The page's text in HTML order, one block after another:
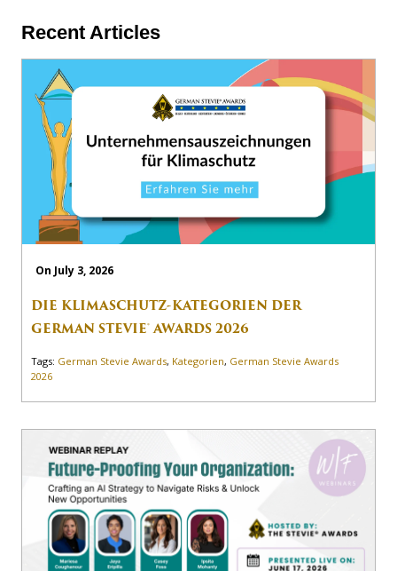
Recent Articles
On July 3, 2026
DIE KLIMASCHUTZ-KATEGORIEN DER
GERMAN STEVIE® AWARDS 2026
Tags: German Stevie Awards, Kategorien, German Stevie Awards
2026